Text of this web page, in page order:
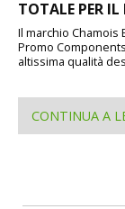
TOTALE PER IL
Il marchio Chamois
Promo
altissima qualità
CONTINUA A